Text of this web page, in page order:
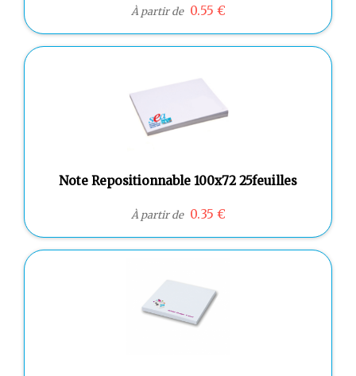
À partir de 0.55 €
Note Repositionnable 100x72 25feuilles
À partir de 0.35 €